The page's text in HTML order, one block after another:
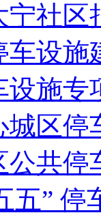
宁社区
车设施
设施
城区
公共
五” 停